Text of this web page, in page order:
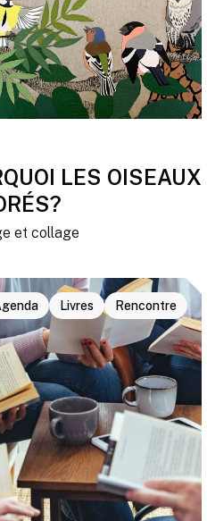
LES OISEAUX
et collage
Livres Rencontre